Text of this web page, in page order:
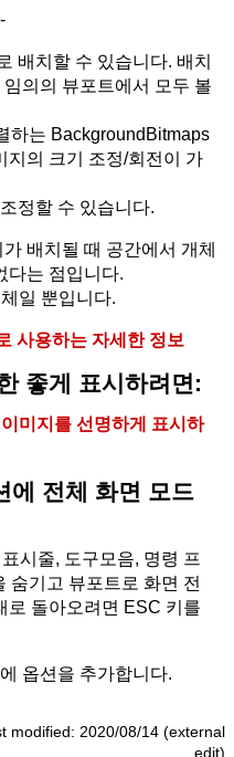
배치할 수 있습니다. 배치
의의 뷰포트에서 모두 볼
하는 BackgroundBitmaps
지의 크기 조정/회전이 가
정할 수 있습니다.
배치될 때 공간에서 개체
다는 점입니다.
일 뿐입니다.
사용하는 자세한 정보
좋게 표시하려면:
미지를 선명하게 표시하
에 전체 화면 모드
시줄, 도구모음, 명령 프
숨기고 뷰포트로 화면 전
로 돌아오려면 ESC 키를
옵션을 추가합니다.
modified: 2020/08/14 (external
edit)